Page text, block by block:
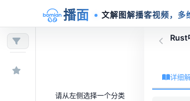
播面 文解图解播客视频，多
请从左侧选择一个分类
Rust
详细